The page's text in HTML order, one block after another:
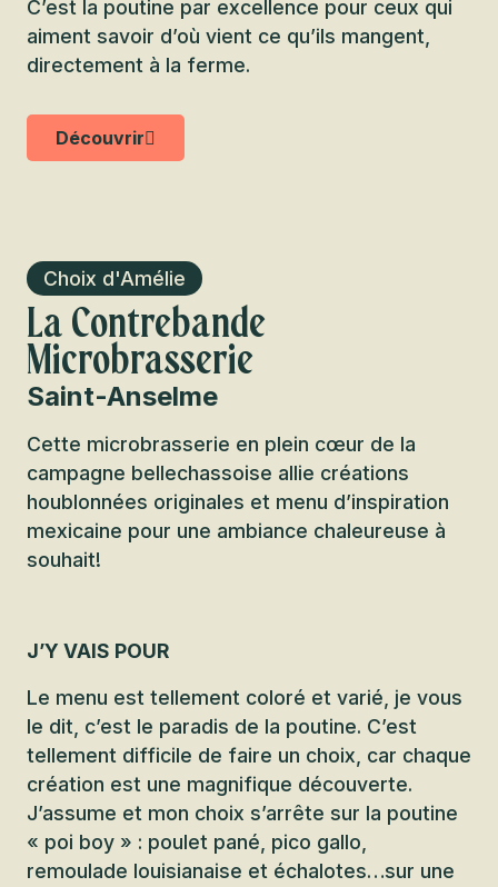
C’est la poutine par excellence pour ceux qui
aiment savoir d’où vient ce qu’ils mangent,
directement à la ferme.
Découvrir
Choix d'Amélie
La Contrebande
Microbrasserie
Saint-Anselme
Cette microbrasserie en plein cœur de la
campagne bellechassoise allie créations
houblonnées originales et menu d’inspiration
mexicaine pour une ambiance chaleureuse à
souhait!
J’Y VAIS POUR
Le menu est tellement coloré et varié, je vous
le dit, c’est le paradis de la poutine. C’est
tellement difficile de faire un choix, car chaque
création est une magnifique découverte.
J’assume et mon choix s’arrête sur la poutine
« poi boy » : poulet pané, pico gallo,
remoulade louisianaise et échalotes…sur une